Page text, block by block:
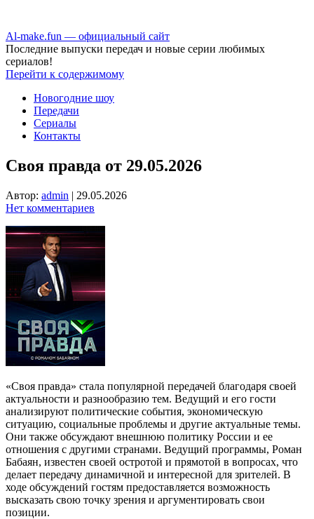
Аl-make.fun — официальный сайт
Последние выпуски передач и новые серии любимых
сериалов!
Перейти к содержимому
Новогодние шоу
Передачи
Сериалы
Контакты
Своя правда от 29.05.2026
Автор: admin | 29.05.2026
Нет комментариев
«Своя правда» стала популярной передачей благодаря своей
актуальности и разнообразию тем. Ведущий и его гости
анализируют политические события, экономическую
ситуацию, социальные проблемы и другие актуальные темы.
Они также обсуждают внешнюю политику России и ее
отношения с другими странами. Ведущий программы, Роман
Бабаян, известен своей остротой и прямотой в вопросах, что
делает передачу динамичной и интересной для зрителей. В
ходе обсуждений гостям предоставляется возможность
высказать свою точку зрения и аргументировать свои
позиции.